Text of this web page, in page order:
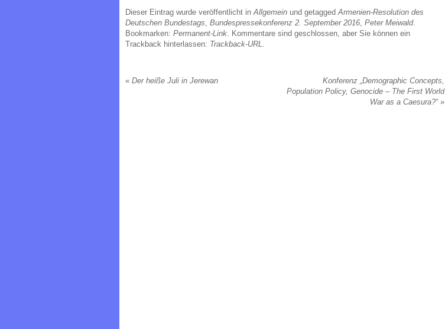
Dieser Eintrag wurde veröffentlicht inAllgemein und getaggedArmenien-Resolution des
Deutschen Bundestags, Bundespressekonferenz 2. September 2016, Peter Meiwald.
Bookmarken: Permanent-Link. Kommentare sind geschlossen, aber Sie können ein
Trackback hinterlassen: Trackback-URL.
« Der heiße Juli in Jerewan
Konferenz „Demographic Concepts,
Population Policy, Genocide – The First World
War as a Caesura?“ »